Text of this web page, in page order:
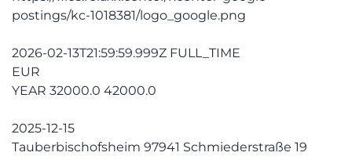
postings/kc-1018381/logo_google.png
2026-02-13T21:59:59.999Z FULL_TIME
EUR
YEAR 32000.0 42000.0
2025-12-15
Tauberbischofsheim 97941 Schmiederstraße 19